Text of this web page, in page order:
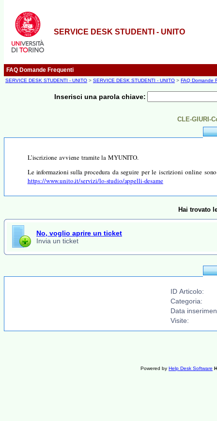
SERVICE DESK STUDENTI - UNITO
FAQ Domande Frequenti
SERVICE DESK STUDENTI - UNITO > SERVICE DESK STUDENTI - UNITO > FAQ Domande
Inserisci una parola chiave:
CLE-GIURI-
L’iscrizioneavviene tramitelaMYUNITO.
Le informazioni sulla procedura daseguire perleiscrizioni online sono
https://www.unito.it/servizi/lo-studio/appelli-desame
Hai trovato
No, voglio aprire un ticket
Invia un ticket
ID Articolo:
Categoria:
Data
Visite:
Powered by Help Desk Software